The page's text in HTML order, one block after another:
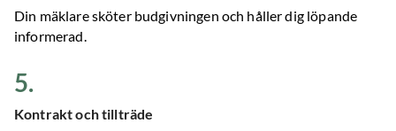
Din mäklare sköter budgivningen och håller dig löpande
informerad.
5.
Kontrakt och tillträde